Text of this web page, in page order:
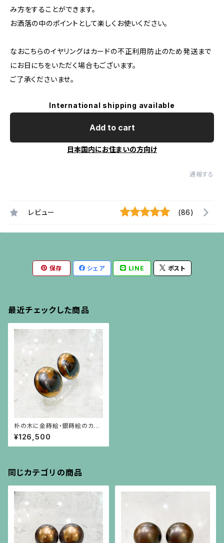
み方をすることができます。
お洒落の中のポイントとして楽しくお使いください。
なおこちらのイヤリングはカードの不正利用防止のため発送まで
にお日にちをいただく場合もございます。
ご了承くださいませ。
International shipping available
Add to cart
日本国内にお住まいの方向け
通報する
レビュー (86)
保存 シェア LINE ポスト
最近チェックした商品
朴の木に金蒔絵・銀蒔絵のカワ
ラ鳩のイヤリング
¥126,500
同じカテゴリの商品